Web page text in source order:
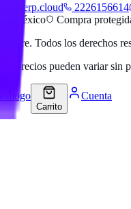
2226156614
México
Compra
Store. Todos los derechos
y precios pueden variar sin
Carrito
Cuenta